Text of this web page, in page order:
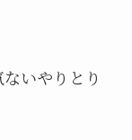
いやりとり